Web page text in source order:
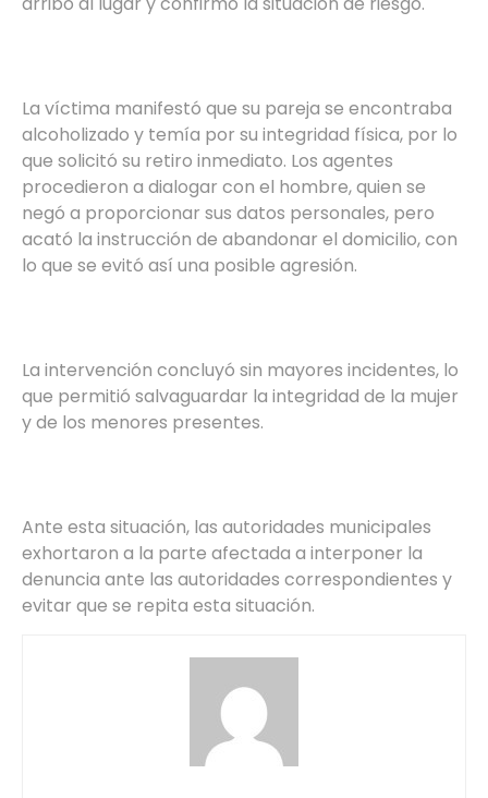
La víctima manifestó que su pareja se encontraba
alcoholizado y temía por su integridad física, por lo
que solicitó su retiro inmediato. Los agentes
procedieron a dialogar con el hombre, quien se
negó a proporcionar sus datos personales, pero
acató la instrucción de abandonar el domicilio, con
lo que se evitó así una posible agresión.
La intervención concluyó sin mayores incidentes, lo
que permitió salvaguardar la integridad de la mujer
y de los menores presentes.
Ante esta situación, las autoridades municipales
exhortaron a la parte afectada a interponer la
denuncia ante las autoridades correspondientes y
evitar que se repita esta situación.